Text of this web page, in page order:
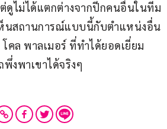
ต่ดูไม่ได้แตกต่างจากปีกคนอื่นในทีม
ห็นสถานการณ์แบบนี้กับตำแหน่งอื่น
คล พาลเมอร์ ที่ทำได้ยอดเยี่ยม
งพาเขาได้จริงๆ